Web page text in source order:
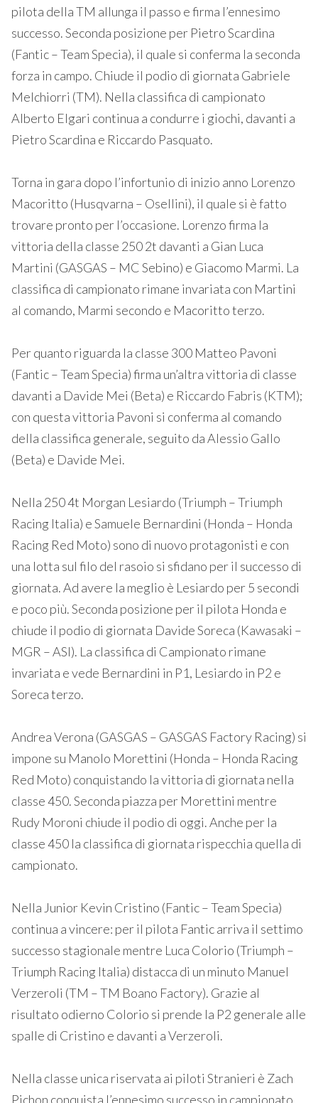
pilota della TM allunga il passo e firma l’ennesimo
successo. Seconda posizione per Pietro Scardina
(Fantic – Team Specia), il quale si conferma la seconda
forza in campo. Chiude il podio di giornata Gabriele
Melchiorri (TM). Nella classifica di campionato
Alberto Elgari continua a condurre i giochi, davanti a
Pietro Scardina e Riccardo Pasquato.
Torna in gara dopo l’infortunio di inizio anno Lorenzo
Macoritto (Husqvarna – Osellini), il quale si è fatto
trovare pronto per l’occasione. Lorenzo firma la
vittoria della classe 250 2t davanti a Gian Luca
Martini (GASGAS – MC Sebino) e Giacomo Marmi. La
classifica di campionato rimane invariata con Martini
al comando, Marmi secondo e Macoritto terzo.
Per quanto riguarda la classe 300 Matteo Pavoni
(Fantic – Team Specia) firma un’altra vittoria di classe
davanti a Davide Mei (Beta) e Riccardo Fabris (KTM);
con questa vittoria Pavoni si conferma al comando
della classifica generale, seguito da Alessio Gallo
(Beta) e Davide Mei.
Nella 250 4t Morgan Lesiardo (Triumph – Triumph
Racing Italia) e Samuele Bernardini (Honda – Honda
Racing Red Moto) sono di nuovo protagonisti e con
una lotta sul filo del rasoio si sfidano per il successo di
giornata. Ad avere la meglio è Lesiardo per 5 secondi
e poco più. Seconda posizione per il pilota Honda e
chiude il podio di giornata Davide Soreca (Kawasaki –
MGR – ASI). La classifica di Campionato rimane
invariata e vede Bernardini in P1, Lesiardo in P2 e
Soreca terzo.
Andrea Verona (GASGAS – GASGAS Factory Racing) si
impone su Manolo Morettini (Honda – Honda Racing
Red Moto) conquistando la vittoria di giornata nella
classe 450. Seconda piazza per Morettini mentre
Rudy Moroni chiude il podio di oggi. Anche per la
classe 450 la classifica di giornata rispecchia quella di
campionato.
Nella Junior Kevin Cristino (Fantic – Team Specia)
continua a vincere: per il pilota Fantic arriva il settimo
successo stagionale mentre Luca Colorio (Triumph –
Triumph Racing Italia) distacca di un minuto Manuel
Verzeroli (TM – TM Boano Factory). Grazie al
risultato odierno Colorio si prende la P2 generale alle
spalle di Cristino e davanti a Verzeroli.
Nella classe unica riservata ai piloti Stranieri è Zach
Pichon conquista l’ennesimo successo in campionato